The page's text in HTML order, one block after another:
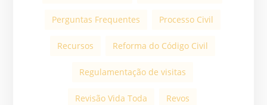
Perguntas Frequentes Processo Civil
Recursos Reforma do Código Civil
Regulamentação de visitas
Revisão Vida Toda Revos